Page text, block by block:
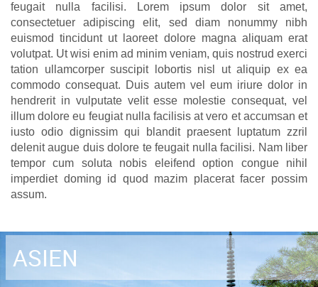
feugait nulla facilisi. Lorem ipsum dolor sit amet,
consectetuer adipiscing elit, sed diam nonummy nibh
euismod tincidunt ut laoreet dolore magna aliquam erat
volutpat. Ut wisi enim ad minim veniam, quis nostrud exerci
tation ullamcorper suscipit lobortis nisl ut aliquip ex ea
commodo consequat. Duis autem vel eum iriure dolor in
hendrerit in vulputate velit esse molestie consequat, vel
illum dolore eu feugiat nulla facilisis at vero et accumsan et
iusto odio dignissim qui blandit praesent luptatum zzril
delenit augue duis dolore te feugait nulla facilisi. Nam liber
tempor cum soluta nobis eleifend option congue nihil
imperdiet doming id quod mazim placerat facer possim
assum.
ASIEN